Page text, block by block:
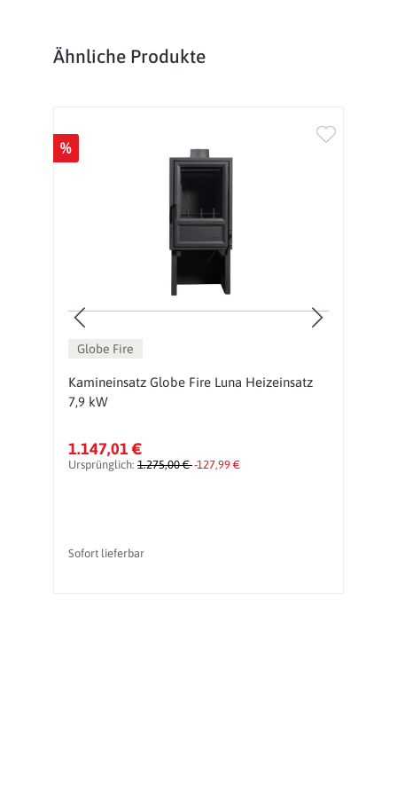
Produktgalerie überspringen
Ähnliche Produkte
%
Globe Fire
Kamineinsatz Globe Fire Luna Heizeinsatz
7,9 kW
1.147,01 €
Ursprünglich: 1.275,00 €-127,99 €
Sofort lieferbar